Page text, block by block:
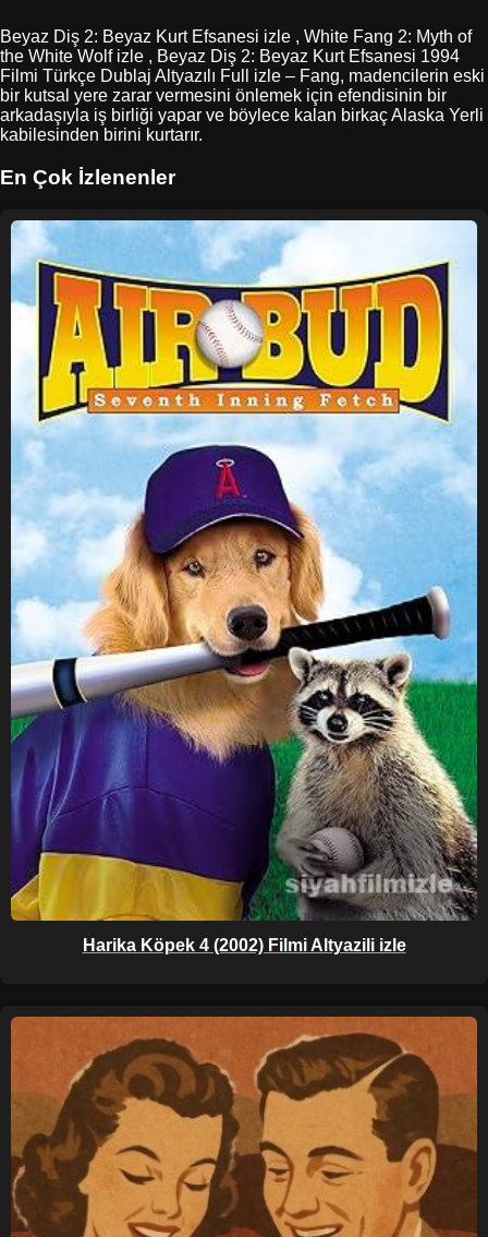
Beyaz Diş 2: Beyaz Kurt Efsanesi izle , White Fang 2: Myth of
the White Wolf izle , Beyaz Diş 2: Beyaz Kurt Efsanesi 1994
Filmi Türkçe Dublaj Altyazılı Full izle – Fang, madencilerin eski
bir kutsal yere zarar vermesini önlemek için efendisinin bir
arkadaşıyla iş birliği yapar ve böylece kalan birkaç Alaska Yerli
kabilesinden birini kurtarır.
En Çok İzlenenler
Harika Köpek 4 (2002) Filmi Altyazili izle